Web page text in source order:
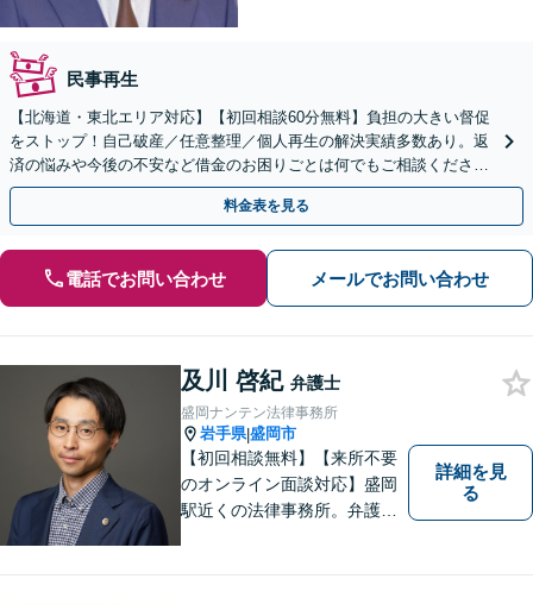
民事再生
【北海道・東北エリア対応】【初回相談60分無料】負担の大きい督促
をストップ！自己破産／任意整理／個人再生の解決実績多数あり。返
済の悩みや今後の不安など借金のお困りごとは何でもご相談くださ
い。依頼者さまにとって最善の解決をご提案【土曜も営業】
料金表を見る
電話でお問い合わせ メールでお問い合わせ
及川 啓紀 弁護士
盛岡ナンテン法律事務所
岩手県|盛岡市
【初回相談無料】【来所不要
のオンライン面談対応】盛岡
駅近くの法律事務所。弁護士
詳細を見
る